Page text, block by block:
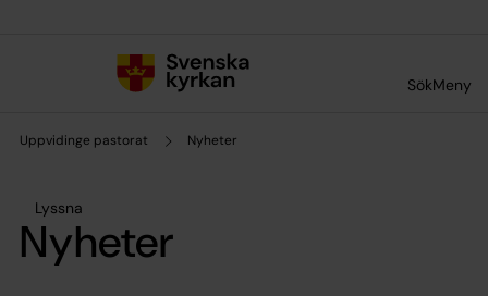
SökMeny
Uppvidinge pastorat Nyheter
Lyssna
Nyheter